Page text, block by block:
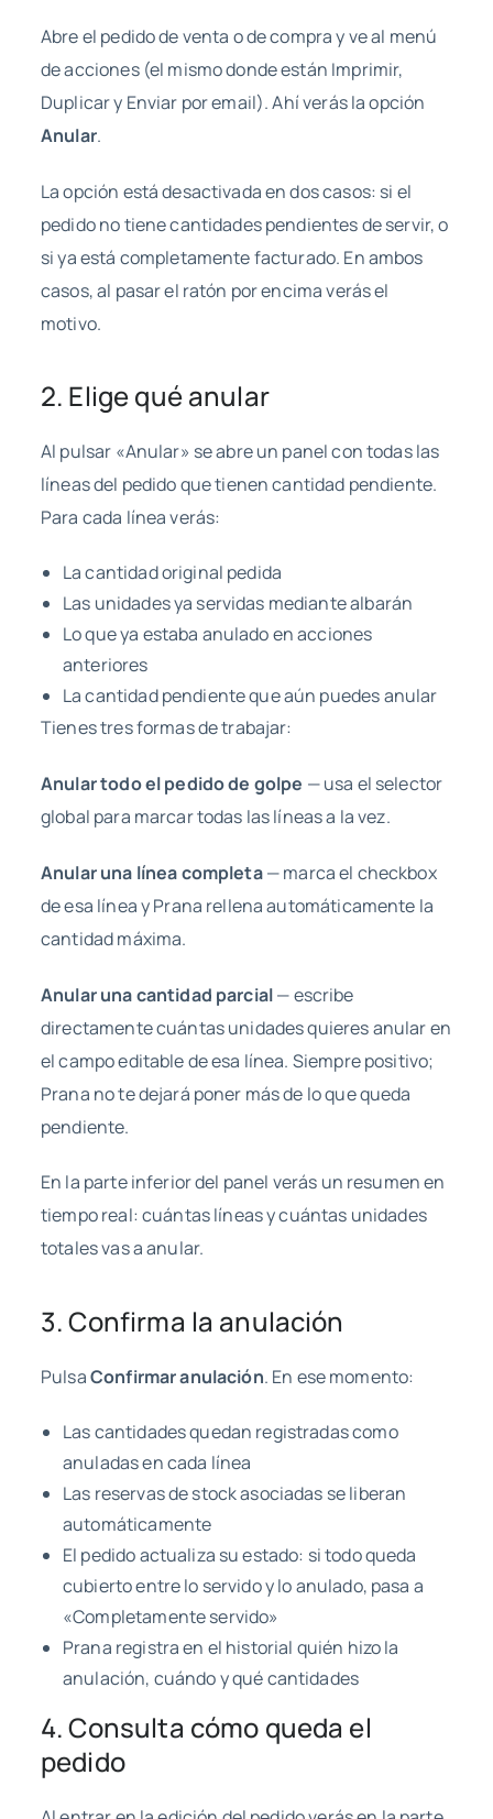
Abre el pedido de venta o de compra y ve al menú
de acciones (el mismo donde están Imprimir,
Duplicar y Enviar por email). Ahí verás la opción
Anular.
La opción está desactivada en dos casos: si el
pedido no tiene cantidades pendientes de servir, o
si ya está completamente facturado. En ambos
casos, al pasar el ratón por encima verás el
motivo.
2. Elige qué anular
Al pulsar «Anular» se abre un panel con todas las
líneas del pedido que tienen cantidad pendiente.
Para cada línea verás:
La cantidad original pedida
Las unidades ya servidas mediante albarán
Lo que ya estaba anulado en acciones
anteriores
La cantidad pendiente que aún puedes anular
Tienes tres formas de trabajar:
Anular todo el pedido de golpe — usa el selector
global para marcar todas las líneas a la vez.
Anular una línea completa— marca el checkbox
de esa línea y Prana rellena automáticamente la
cantidad máxima.
Anular una cantidad parcial— escribe
directamente cuántas unidades quieres anular en
el campo editable de esa línea. Siempre positivo;
Prana no te dejará poner más de lo que queda
pendiente.
En la parte inferior del panel verás un resumen en
tiempo real: cuántas líneas y cuántas unidades
totales vas a anular.
3. Confirma la anulación
PulsaConfirmar anulación. En ese momento:
Las cantidades quedan registradas como
anuladas en cada línea
Las reservas de stock asociadas se liberan
automáticamente
El pedido actualiza su estado: si todo queda
cubierto entre lo servido y lo anulado, pasa a
«Completamente servido»
Prana registra en el historial quién hizo la
anulación, cuándo y qué cantidades
4. Consulta cómo queda el
pedido